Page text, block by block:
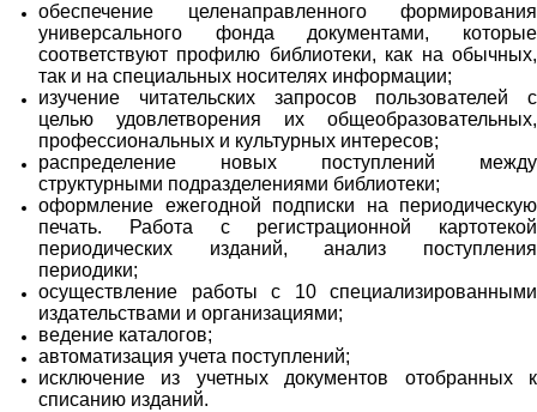
обеспечение целенаправленного формирования
универсального фонда документами, которые
соответствуют профилю библиотеки, как на обычных,
так и на специальных носителях информации;
изучение читательских запросов пользователей с
целью удовлетворения их общеобразовательных,
профессиональных и культурных интересов;
распределение новых поступлений между
структурными подразделениями библиотеки;
оформление ежегодной подписки на периодическую
печать. Работа с регистрационной картотекой
периодических изданий, анализ поступления
периодики;
осуществление работы с 10 специализированными
издательствами и организациями;
ведение каталогов;
автоматизация учета поступлений;
исключение из учетных документов отобранных к
списанию изданий.